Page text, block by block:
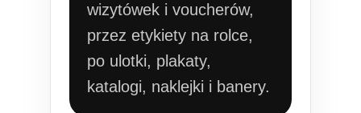
wizytówek i voucherów,
przez etykiety na rolce,
po ulotki, plakaty,
katalogi, naklejki i banery.